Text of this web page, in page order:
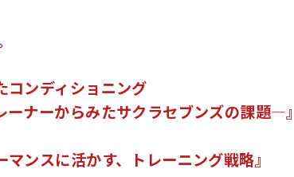
コンディショニング
ナーからみたサクラセブンズの課題―』
マンスに活かす、トレーニング戦略』